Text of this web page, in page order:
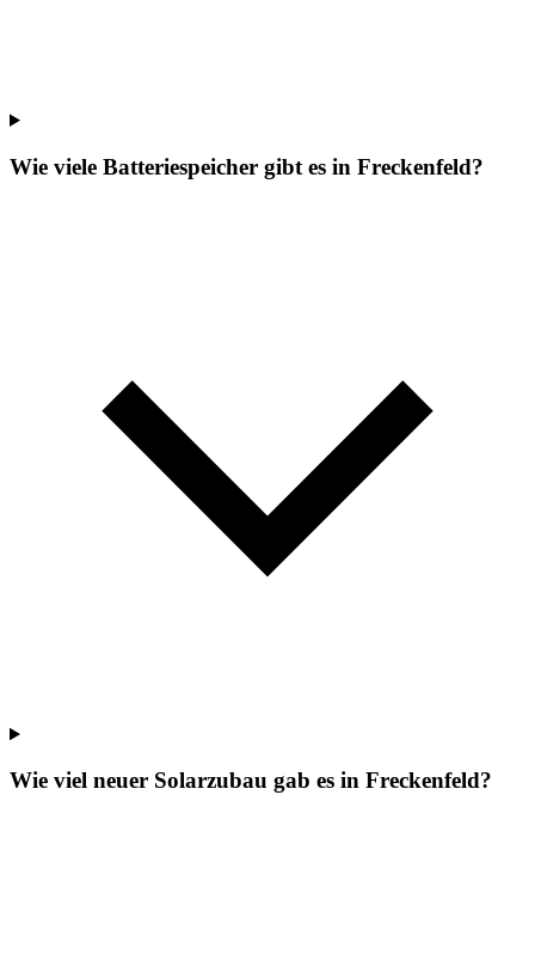
Wie viele Batteriespeicher gibt es in Freckenfeld?
Wie viel neuer Solarzubau gab es in Freckenfeld?